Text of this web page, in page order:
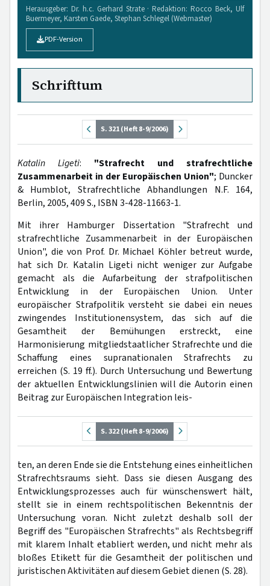
Herausgeber: Dr. h.c. Gerhard Strate · Redaktion: Rocco Beck, Ulf
Buermeyer, Karsten Gaede, Stephan Schlegel (Webmaster)
PDF-Version
Schrifttum
S. 321 (Heft 8-9/2006)
Katalin Ligeti: "Strafrecht und strafrechtliche
Zusammenarbeit in der Europäischen Union"; Duncker
& Humblot, Strafrechtliche Abhandlungen N.F. 164,
Berlin, 2005, 409 S., ISBN 3-428-11663-1.
Mit ihrer Hamburger Dissertation "Strafrecht und
strafrechtliche Zusammenarbeit in der Europäischen
Union", die von Prof. Dr. Michael Köhler betreut wurde,
hat sich Dr. Katalin Ligeti nicht weniger zur Aufgabe
gemacht als die Aufarbeitung der strafpolitischen
Entwicklung in der Europäischen Union. Unter
europäischer Strafpolitik versteht sie dabei ein neues
zwingendes Institutionensystem, das sich auf die
Gesamtheit der Bemühungen erstreckt, eine
Harmonisierung mitgliedstaatlicher Strafrechte und die
Schaffung eines supranationalen Strafrechts zu
erreichen (S. 19 ff.). Durch Untersuchung und Bewertung
der aktuellen Entwicklungslinien will die Autorin einen
Beitrag zur Europäischen Integration leis-
S. 322 (Heft 8-9/2006)
ten, an deren Ende sie die Entstehung eines einheitlichen
Strafrechtsraums sieht. Dass sie diesen Ausgang des
Entwicklungsprozesses auch für wünschenswert hält,
stellt sie in einem rechtspolitischen Bekenntnis der
Untersuchung voran. Nicht zuletzt deshalb soll der
Begriff des "Europäischen Strafrechts" als Rechtsbegriff
mit klarem Inhalt etabliert werden, und nicht mehr als
bloßes Etikett für die Gesamtheit der politischen und
juristischen Aktivitäten auf diesem Gebiet dienen (S. 28).